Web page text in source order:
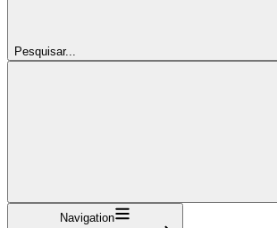
Pesquisar...
Navigation